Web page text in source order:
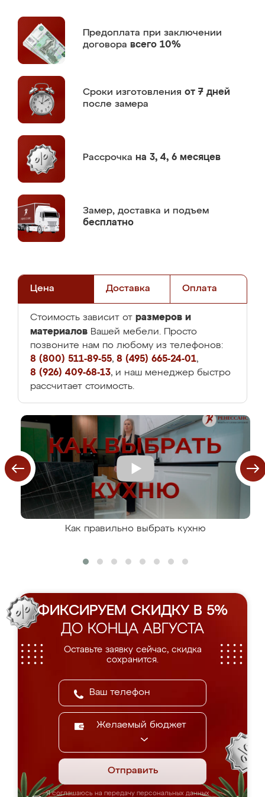
Предоплата при заключении
договора всего 10%
Сроки изготовления от 7 дней
после замера
Рассрочка на 3, 4, 6 месяцев
Замер, доставка и подъем
бесплатно
Цена Доставка Оплата
Стоимость зависит от размеров и
материалов Вашей мебели. Просто
позвоните нам по любому из телефонов:
8 (800) 511-89-55, 8 (495) 665-24-01,
8 (926) 409-68-13, и наш менеджер быстро
рассчитает стоимость.
Как правильно выбрать кухню
ФИКСИРУЕМ СКИДКУ В 5%
ДО КОНЦА АВГУСТА
Оставьте заявку сейчас, скидка
сохранится.
Желаемый бюджет
Отправить
Я соглашаюсь на передачу персональных данных